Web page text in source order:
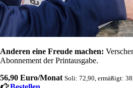
Anderen eine Freude machen:
Abonnement der Printausgabe.
56,90 Euro/Monat Soli: 72,90, ermäßigt: